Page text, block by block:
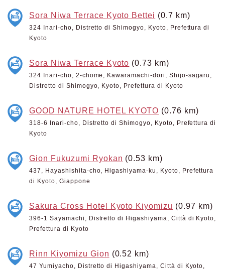
Sora Niwa Terrace Kyoto Bettei (0.7 km)
324 Inari-cho, Distretto di Shimogyo, Kyoto, Prefettura di
Kyoto
Sora Niwa Terrace Kyoto (0.73 km)
324 Inari-cho, 2-chome, Kawaramachi-dori, Shijo-sagaru,
Distretto di Shimogyo, Kyoto, Prefettura di Kyoto
GOOD NATURE HOTEL KYOTO (0.76 km)
318-6 Inari-cho, Distretto di Shimogyo, Kyoto, Prefettura di
Kyoto
Gion Fukuzumi Ryokan (0.53 km)
437, Hayashishita-cho, Higashiyama-ku, Kyoto, Prefettura
di Kyoto, Giappone
Sakura Cross Hotel Kyoto Kiyomizu (0.97 km)
396-1 Sayamachi, Distretto di Higashiyama, Città di Kyoto,
Prefettura di Kyoto
Rinn Kiyomizu Gion (0.52 km)
47 Yumiyacho, Distretto di Higashiyama, Città di Kyoto,